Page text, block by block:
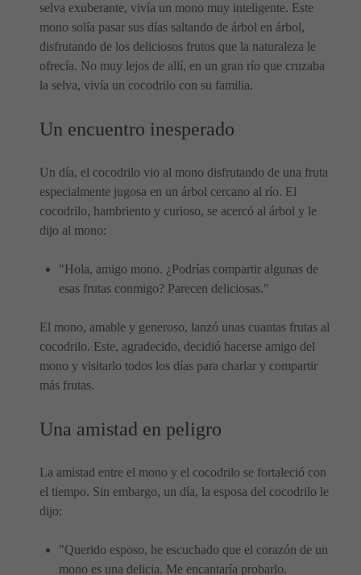
selva exuberante, vivía un mono muy inteligente. Este
mono solía pasar sus días saltando de árbol en árbol,
disfrutando de los deliciosos frutos que la naturaleza le
ofrecía. No muy lejos de allí, en un gran río que cruzaba
la selva, vivía un cocodrilo con su familia.
Un encuentro inesperado
Un día, el cocodrilo vio al mono disfrutando de una fruta
especialmente jugosa en un árbol cercano al río. El
cocodrilo, hambriento y curioso, se acercó al árbol y le
dijo al mono:
"Hola, amigo mono. ¿Podrías compartir algunas de
esas frutas conmigo? Parecen deliciosas."
El mono, amable y generoso, lanzó unas cuantas frutas al
cocodrilo. Este, agradecido, decidió hacerse amigo del
mono y visitarlo todos los días para charlar y compartir
más frutas.
Una amistad en peligro
La amistad entre el mono y el cocodrilo se fortaleció con
el tiempo. Sin embargo, un día, la esposa del cocodrilo le
dijo:
"Querido esposo, he escuchado que el corazón de un
mono es una delicia. Me encantaría probarlo.